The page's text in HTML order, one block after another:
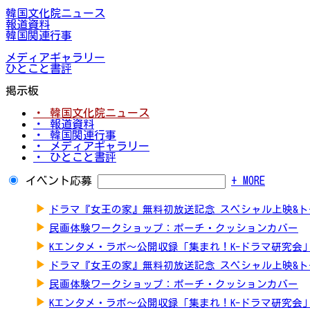
韓国文化院ニュース
報道資料
韓国関連行事
メディアギャラリー
ひとこと書評
掲示板
・ 韓国文化院ニュース
・ 報道資料
・ 韓国関連行事
・ メディアギャラリー
・ ひとこと書評
イベント応募 + MORE
▶ ドラマ『女王の家』無料初放送記念 スペシャル上映&
▶ 民画体験ワークショップ：ポーチ・クッションカバー
▶ Kエンタメ・ラボ～公開収録「集まれ！K-ドラマ研究会」
▶ ドラマ『女王の家』無料初放送記念 スペシャル上映&
▶ 民画体験ワークショップ：ポーチ・クッションカバー
▶ Kエンタメ・ラボ～公開収録「集まれ！K-ドラマ研究会」